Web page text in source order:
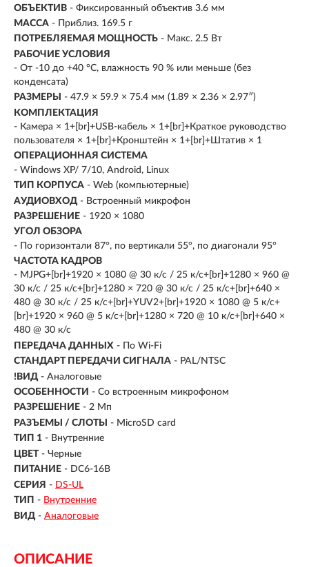
ОБЪЕКТИВ - Фиксированный объектив 3.6 мм
МАССА - Приблиз. 169.5 г
ПОТРЕБЛЯЕМАЯ МОЩНОСТЬ - Макс. 2.5 Вт
РАБОЧИЕ УСЛОВИЯ
- От -10 до +40 °C, влажность 90 % или меньше (без
конденсата)
РАЗМЕРЫ
- 47.9 × 59.9 × 75.4 мм (1.89 × 2.36 × 2.97″)
КОМПЛЕКТАЦИЯ
- Камера × 1+[br]+USB-кабель × 1+[br]+Краткое руководство
пользователя × 1+[br]+Кронштейн × 1+[br]+Штатив × 1
ОПЕРАЦИОННАЯ СИСТЕМА
- Windows XP/ 7/10, Android, Linux
ТИП КОРПУСА - Web (компьютерные)
АУДИОВХОД - Встроенный микрофон
РАЗРЕШЕНИЕ - 1920 × 1080
УГОЛ ОБЗОРА
- По горизонтали 87°, по вертикали 55°, по диагонали 95°
ЧАСТОТА КАДРОВ
- MJPG+[br]+1920 × 1080 @ 30 к/с / 25 к/с+[br]+1280 × 960 @
30 к/с / 25 к/с+[br]+1280 × 720 @ 30 к/с / 25 к/с+[br]+640 ×
480 @ 30 к/с / 25 к/с+[br]+YUV2+[br]+1920 × 1080 @ 5 к/с+
[br]+1920 × 960 @ 5 к/с+[br]+1280 × 720 @ 10 к/с+[br]+640 ×
480 @ 30 к/с
ПЕРЕДАЧА ДАННЫХ - По Wi-Fi
СТАНДАРТ ПЕРЕДАЧИ СИГНАЛА - PAL/NTSC
!ВИД - Аналоговые
ОСОБЕННОСТИ - Со встроенным микрофоном
РАЗРЕШЕНИЕ - 2 Мп
РАЗЪЕМЫ / СЛОТЫ
- MicroSD card
ТИП 1 - Внутренние
ЦВЕТ - Черные
ПИТАНИЕ - DC6-16В
СЕРИЯ - DS-UL
ТИП - Внутренние
ВИД - Аналоговые
ОПИСАНИЕ